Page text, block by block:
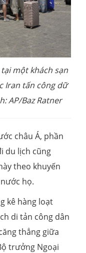
một khách sạn
Iran tấn công dữ
AP/Baz Ratner
châu Á, phần
du lịch cũng
theo khuyến
họ.
kê hàng loạt
di tản công dân
thẳng giữa
trưởng Ngoại